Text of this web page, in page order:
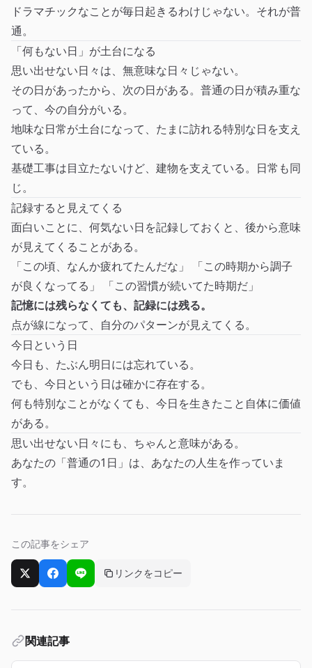
ドラマチックなことが毎日起きるわけじゃない。それが普
通。
「何もない日」が土台になる
思い出せない日々は、無意味な日々じゃない。
その日があったから、次の日がある。普通の日が積み重な
って、今の自分がいる。
地味な日常が土台になって、たまに訪れる特別な日を支え
ている。
基礎工事は目立たないけど、建物を支えている。日常も同
じ。
記録すると見えてくる
面白いことに、何気ない日を記録しておくと、後から意味
が見えてくることがある。
「この頃、なんか疲れてたんだな」 「この時期から調子
が良くなってる」 「この習慣が続いてた時期だ」
記憶には残らなくても、記録には残る。
点が線になって、自分のパターンが見えてくる。
今日という日
今日も、たぶん明日には忘れている。
でも、今日という日は確かに存在する。
何も特別なことがなくても、今日を生きたこと自体に価値
がある。
思い出せない日々にも、ちゃんと意味がある。
あなたの「普通の1日」は、あなたの人生を作っていま
す。
この記事をシェア
XでシェアFacebookでシェア
LINEでシェアリンクをコピー
関連記事